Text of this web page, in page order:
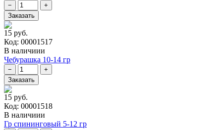
15 руб.
Код: 00001517
В наличиии
Чебурашка 10-14 гр
15 руб.
Код: 00001518
В наличиии
Гр спининговый 5-12 гр